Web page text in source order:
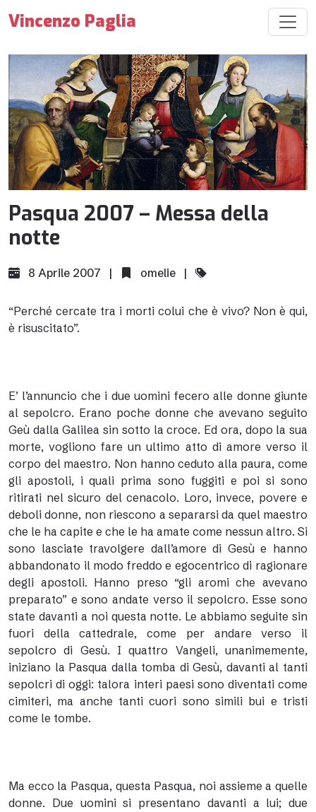
Vincenzo Paglia
Pasqua 2007 – Messa della
notte
8 Aprile 2007 | omelie |
“Perché cercate tra i morti colui che è vivo? Non è qui,
è risuscitato”.
E’ l’annuncio che i due uomini fecero alle donne giunte
al sepolcro. Erano poche donne che avevano seguito
Geù dalla Galilea sin sotto la croce. Ed ora, dopo la sua
morte, vogliono fare un ultimo atto di amore verso il
corpo del maestro. Non hanno ceduto alla paura, come
gli apostoli, i quali prima sono fuggiti e poi si sono
ritirati nel sicuro del cenacolo. Loro, invece, povere e
deboli donne, non riescono a separarsi da quel maestro
che le ha capite e che le ha amate come nessun altro. Si
sono lasciate travolgere dall’amore di Gesù e hanno
abbandonato il modo freddo e egocentrico di ragionare
degli apostoli. Hanno preso “gli aromi che avevano
preparato” e sono andate verso il sepolcro. Esse sono
state davanti a noi questa notte. Le abbiamo seguite sin
fuori della cattedrale, come per andare verso il
sepolcro di Gesù. I quattro Vangeli, unanimemente,
iniziano la Pasqua dalla tomba di Gesù, davanti al tanti
sepolcri di oggi: talora interi paesi sono diventati come
cimiteri, ma anche tanti cuori sono simili bui e tristi
come le tombe.
Ma ecco la Pasqua, questa Pasqua, noi assieme a quelle
donne. Due uomini si presentano davanti a lui; due